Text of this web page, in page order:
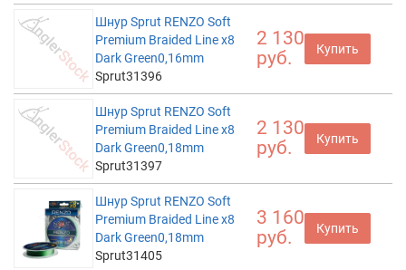
Шнур Sprut RENZO Soft
Premium Braided Line x8
Dark Green0,16mm
Sprut31396
2 130
руб.
Купить
Шнур Sprut RENZO Soft
Premium Braided Line x8
Dark Green0,18mm
Sprut31397
2 130
руб.
Купить
Шнур Sprut RENZO Soft
Premium Braided Line x8
Dark Green0,18mm
Sprut31405
3 160
руб.
Купить